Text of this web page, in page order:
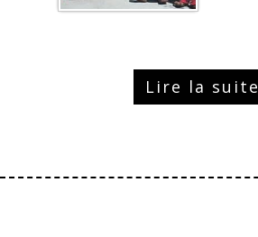
Lire la suite